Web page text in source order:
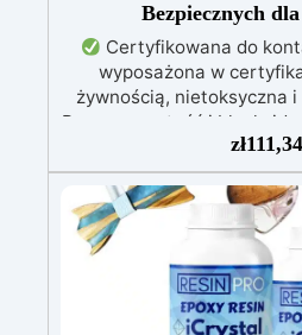
Bezpiecznych
Certyfikowana do
wyposażona w
żywnością, nietoksyczna
Przezroczystość i blask:
błyszczące i
katalizie
Odporność i
zarysowania, chemikalia i
trwałe kreacje
mieszania 100:55, czas
pełna kataliza w
Kreatywna
(1-5 mm), zalew
zł111,34